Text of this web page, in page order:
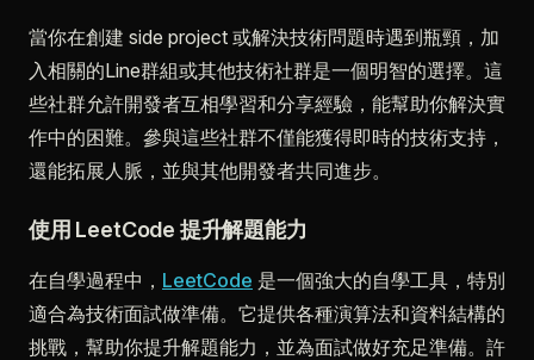
當你在創建 side project 或解決技術問題時遇到瓶頸，加
入相關的Line群組或其他技術社群是一個明智的選擇。這
些社群允許開發者互相學習和分享經驗，能幫助你解決實
作中的困難。參與這些社群不僅能獲得即時的技術支持，
還能拓展人脈，並與其他開發者共同進步。
使用 LeetCode 提升解題能力
在自學過程中， LeetCode 是一個強大的自學工具，特別
適合為技術面試做準備。它提供各種演算法和資料結構的
挑戰，幫助你提升解題能力，並為面試做好充足準備。許